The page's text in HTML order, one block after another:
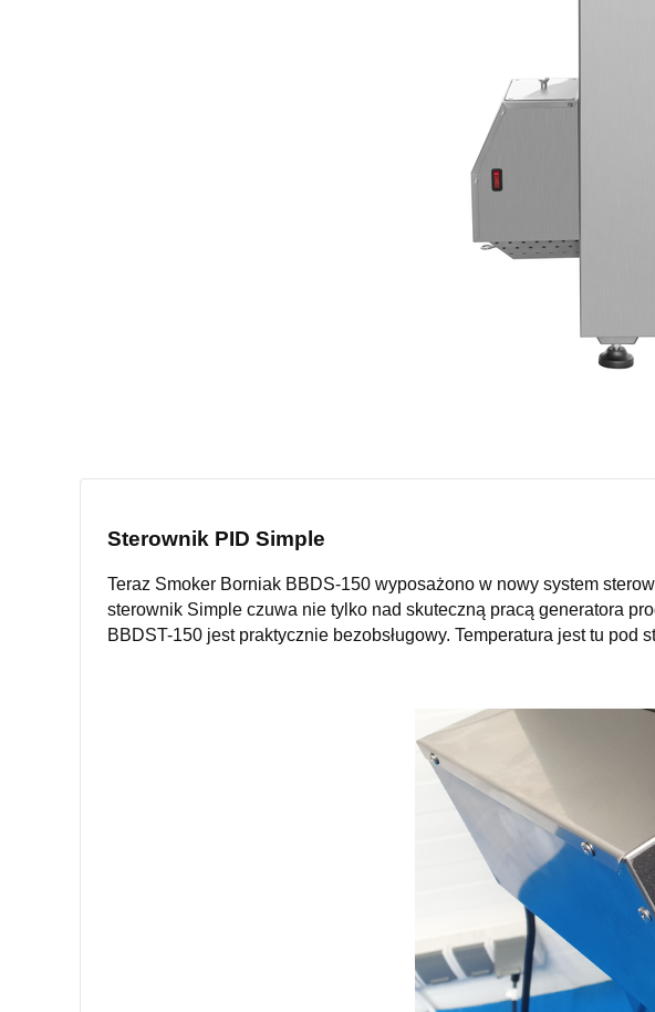
Sterownik PID Simple
Teraz Smoker Borniak BBDS-150 wyposażono w nowy system
sterownik Simple czuwa nie tylko nad skuteczną pracą generatora
BBDST-150 jest praktycznie bezobsługowy. Temperatura jest tu